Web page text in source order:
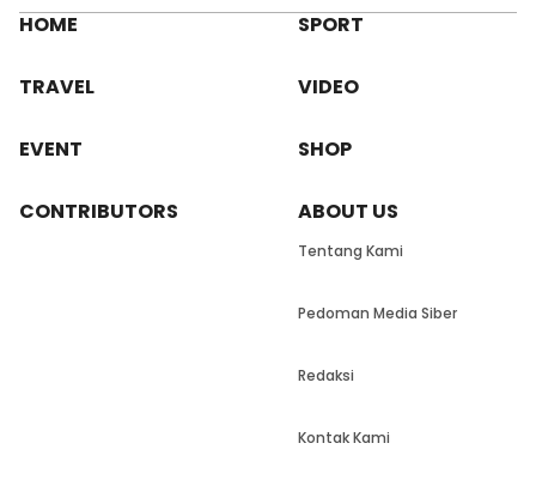
HOME SPORT
TRAVEL VIDEO
EVENT SHOP
CONTRIBUTORS ABOUT US
Tentang Kami
Pedoman Media Siber
Redaksi
Kontak Kami